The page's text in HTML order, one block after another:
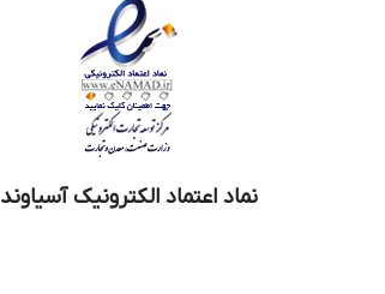
نماد اعتماد الکترونیک آسیاوند